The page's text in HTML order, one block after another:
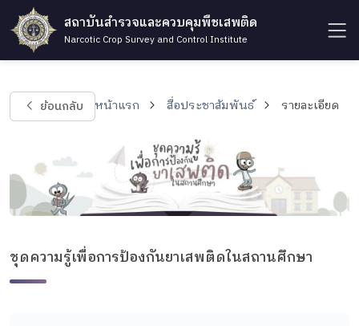
สถาบันสำรวจและควบคุมพืชเสพติด
Narcotic Crop Survey and Control Institute
ย้อนกลับ หน้าแรก สื่อประชาสัมพันธ์ รายละเอียด
ชุดความรู้เพื่อการป้องกันยาเสพติดในสถานศึกษา